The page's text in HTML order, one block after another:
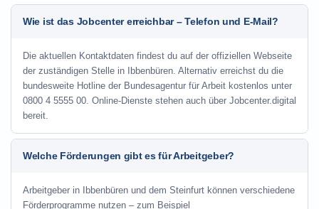
Wie ist das Jobcenter erreichbar – Telefon und E-Mail?
Die aktuellen Kontaktdaten findest du auf der offiziellen Webseite
der zuständigen Stelle in Ibbenbüren. Alternativ erreichst du die
bundesweite Hotline der Bundesagentur für Arbeit kostenlos unter
0800 4 5555 00. Online-Dienste stehen auch über Jobcenter.digital
bereit.
Welche Förderungen gibt es für Arbeitgeber?
Arbeitgeber in Ibbenbüren und dem Steinfurt können verschiedene
Förderprogramme nutzen – zum Beispiel